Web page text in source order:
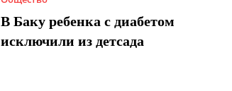
В Баку ребенка с диабетом
исключили из детсада